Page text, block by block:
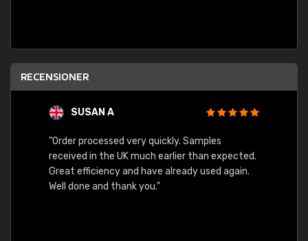
RECENSIONER
SUSAN A
"Order processed very quickly. Samples
received in the UK much earlier than expected.
Great efficiency and have already used again.
Well done and thank you."